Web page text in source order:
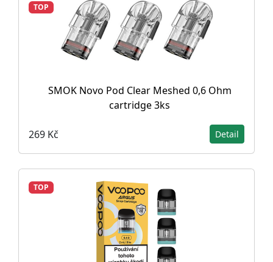
TOP
SMOK Novo Pod Clear Meshed 0,6 Ohm
cartridge 3ks
269 Kč Detail
TOP